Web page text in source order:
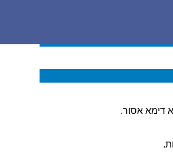
דימא אסור.